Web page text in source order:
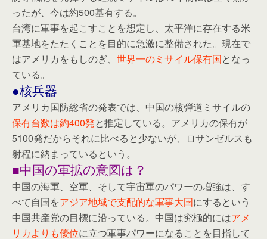
ったが、今は約500基有する。
台湾に軍事を起こすことを想定し、太平洋に存在する米
軍基地をたたくことを目的に急激に整備された。現在で
はアメリカをもしのぎ、 世界一のミサイル保有国となっ
ている。
●核兵器
アメリカ国防総省の発表では、中国の核弾道ミサイルの
保有台数は約400発と推定している。アメリカの保有が
5100発だからそれに比べると少ないが、ロサンゼルスも
射程に納まっているという。
■中国の軍拡の意図は？
中国の海軍、空軍、そして宇宙軍のパワーの増強は、す
べて自国をアジア地域で支配的な軍事大国にするという
中国共産党の目標に沿っている。中国は究極的にはアメ
リカよりも優位に立つ軍事パワーになることを目指して